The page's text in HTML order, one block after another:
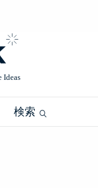
検索